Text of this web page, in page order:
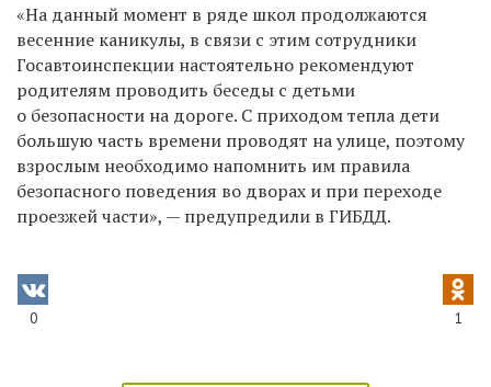
«На данный момент в ряде школ продолжаются
весенние каникулы, в связи с этим сотрудники
Госавтоинспекции настоятельно рекомендуют
родителям проводить беседы с детьми
о безопасности на дороге. С приходом тепла дети
большую часть времени проводят на улице, поэтому
взрослым необходимо напомнить им правила
безопасного поведения во дворах и при переходе
проезжей части», — предупредили в ГИБДД.
0 1